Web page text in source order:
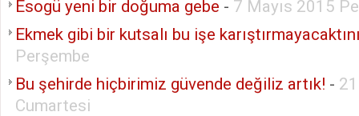
Esogü yeni bir doğuma gebe - 7 Mayıs 2015
Ekmek gibi bir kutsalı bu işe
Perşembe
Bu şehirde hiçbirimiz güvende değiliz artık! -
Cumartesi